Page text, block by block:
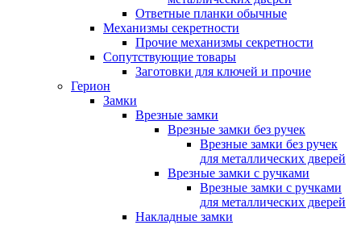
Ответные планки обычные
Механизмы секретности
Прочие механизмы секретности
Сопутствующие товары
Заготовки для ключей и прочие
Герион
Замки
Врезные замки
Врезные замки без ручек
Врезные замки без ручек
для металлических дверей
Врезные замки с ручками
Врезные замки с ручками
для металлических дверей
Накладные замки